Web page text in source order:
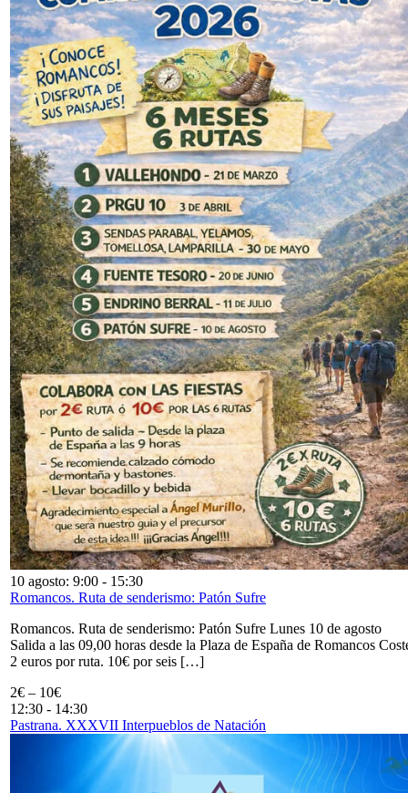
10 agosto: 9:00 - 15:30
Romancos. Ruta de senderismo: Patón Sufre
Romancos. Ruta de senderismo: Patón Sufre Lunes 10 de agosto
Salida a las 09,00 horas desde la Plaza de España de Romancos
2 euros por ruta. 10€ por seis […]
2€ – 10€
12:30 - 14:30
Pastrana. XXXVII Interpueblos de Natación